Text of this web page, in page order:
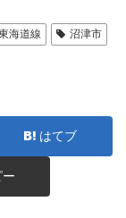
海道線
沼津市
はてブ
ー